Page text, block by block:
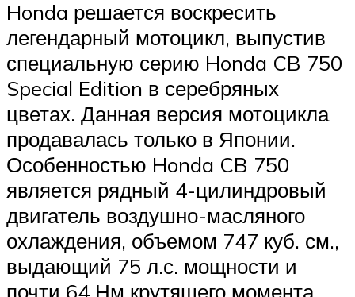
Honda решается воскресить
легендарный мотоцикл, выпустив
специальную серию Honda CB 750
Special Edition в серебряных
цветах. Данная версия мотоцикла
продавалась только в Японии.
Особенностью Honda CB 750
является рядный 4-цилиндровый
двигатель воздушно-масляного
охлаждения, объемом 747 куб. см.,
выдающий 75 л.с. мощности и
почти 64 Нм крутящего момента.